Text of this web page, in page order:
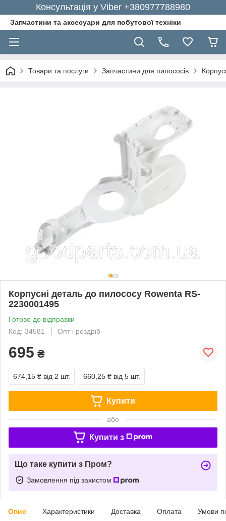
Консультація у Viber +380977788980
Запчастини та аксесуари для побутової техніки
Товари та послуги Запчастини для пилососів
Корпусні деталь до пилососу Rowenta RS-
2230001495
Готово до відправки
Код: 34581
Опт і роздріб
695 ₴
674,15 ₴ від 2 шт. 660,25 ₴ від 5 шт.
Купити
або
Купити з
Що таке купити з Пром?
Замовлення під захистом
Опис Характеристики Доставка Оплата Умови